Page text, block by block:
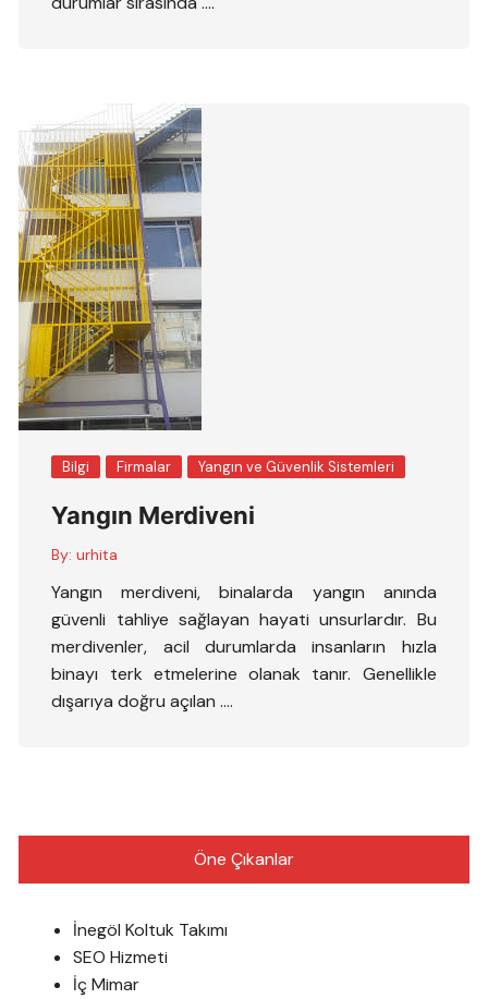
Bilgi Firmalar Yangın ve Güvenlik Sistemleri
Yangın Merdiveni
By: urhita
Yangın merdiveni, binalarda yangın anında
güvenli tahliye sağlayan hayati unsurlardır. Bu
merdivenler, acil durumlarda insanların hızla
binayı terk etmelerine olanak tanır. Genellikle
dışarıya doğru açılan ….
Öne Çıkanlar
İnegöl Koltuk Takımı
SEO Hizmeti
İç Mimar